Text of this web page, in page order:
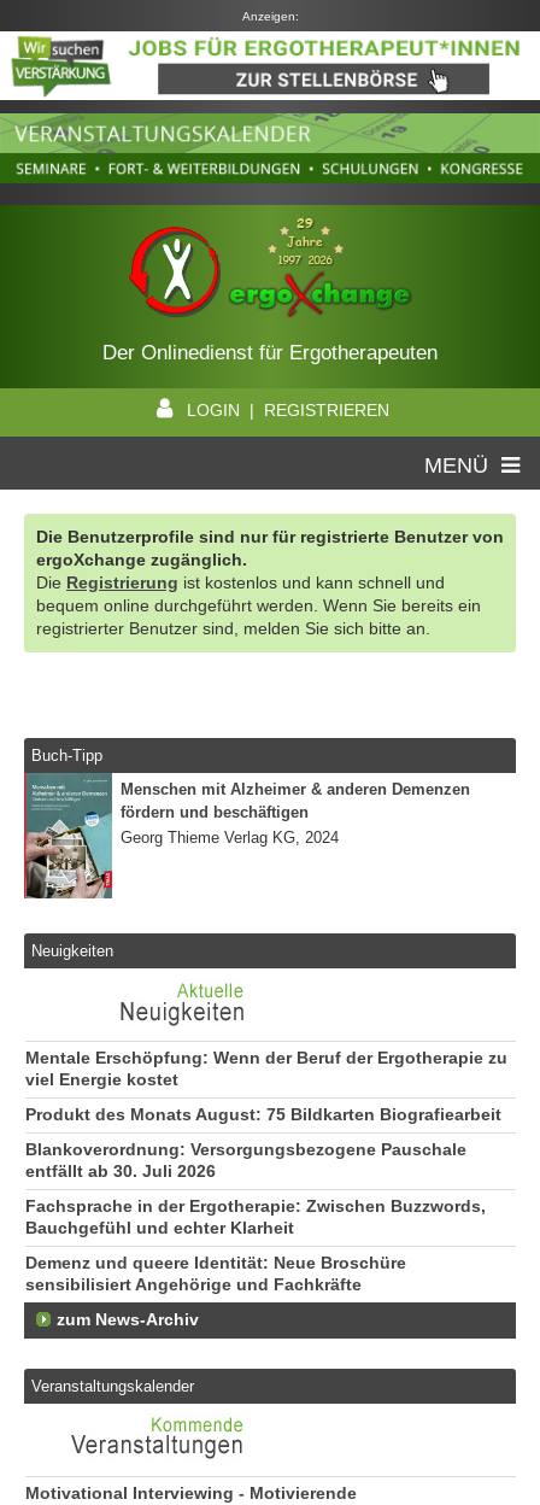
Anzeigen:
Der Onlinedienst für Ergotherapeuten
LOGIN | REGISTRIEREN
MENÜ
Die Benutzerprofile sind nur für registrierte Benutzer von
ergoXchange zugänglich.
Die Registrierung ist kostenlos und kann schnell und
bequem online durchgeführt werden. Wenn Sie bereits ein
registrierter Benutzer sind, melden Sie sich bitte an.
Buch-Tipp
Menschen mit Alzheimer & anderen Demenzen
fördern und beschäftigen
Georg Thieme Verlag KG, 2024
Neuigkeiten
Mentale Erschöpfung: Wenn der Beruf der Ergotherapie zu
viel Energie kostet
Produkt des Monats August: 75 Bildkarten Biografiearbeit
Blankoverordnung: Versorgungsbezogene Pauschale
entfällt ab 30. Juli 2026
Fachsprache in der Ergotherapie: Zwischen Buzzwords,
Bauchgefühl und echter Klarheit
Demenz und queere Identität: Neue Broschüre
sensibilisiert Angehörige und Fachkräfte
zum News-Archiv
Veranstaltungskalender
Motivational Interviewing - Motivierende